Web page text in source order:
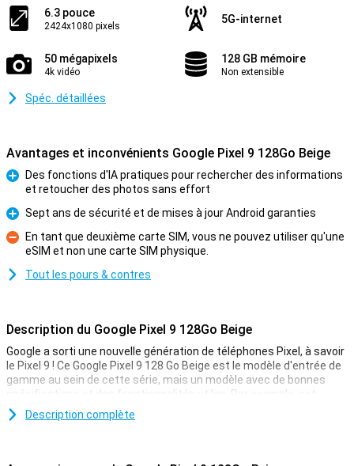
6.3 pouce
2424x1080 pixels
5G-internet
50 mégapixels
4k vidéo
128 GB mémoire
Non extensible
Spéc. détaillées
Avantages et inconvénients Google Pixel 9 128Go Beige
Pour
Des fonctions d'IA pratiques pour rechercher des informations
et retoucher des photos sans effort
Pour
Sept ans de sécurité et de mises à jour Android garanties
Contre
En tant que deuxième carte SIM, vous ne pouvez utiliser qu'une
eSIM et non une carte SIM physique.
Tout les pours & contres
Description du Google Pixel 9 128Go Beige
Google a sorti une nouvelle génération de téléphones Pixel, à savoir
le Pixel 9 ! Ce Google Pixel 9 128 Go Beige est le modèle d'entrée de
gamme au sein de cette série, mais un modèle avec de bonnes
spécifications et des fonctionnalités utiles. Par exemple, cet
appareil est livré avec Gemini, l'assistant IA de Google. Il dispose
également d'appareils photo améliorés et d'un processeur plus
Description complète